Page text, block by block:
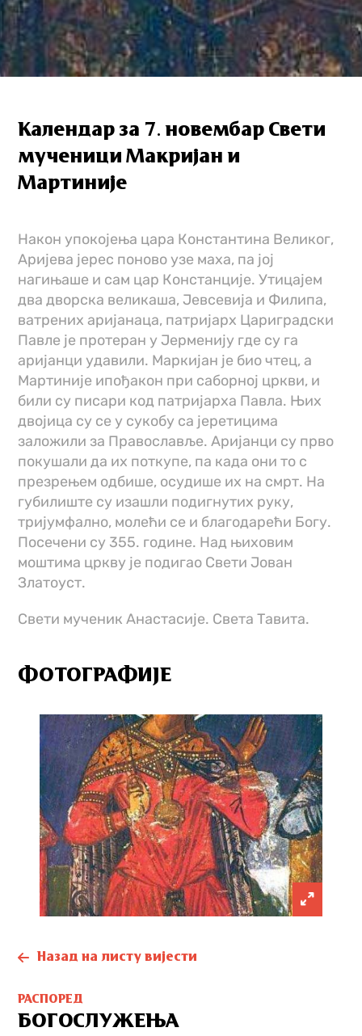
Календар за 7. новембар Свети
мученици Макријан и
Мартиније
Након упокојења цара Константина Великог,
Аријева јерес поново узе маха, па јој
нагињаше и сам цар Констанције. Утицајем
два дворска великаша, Јевсевија и Филипа,
ватрених аријанаца, патријарх Цариградски
Павле је протеран у Јерменију где су га
аријанци удавили. Маркијан је био чтец, а
Мартиније ипођакон при саборној цркви, и
били су писари код патријарха Павла. Њих
двојица су се у сукобу са јеретицима
заложили за Православље. Аријанци су прво
покушали да их поткупе, па када они то с
презрењем одбише, осудише их на смрт. На
губилиште су изашли подигнутих руку,
тријумфално, молећи се и благодарећи Богу.
Посечени су 355. године. Над њиховим
моштима цркву је подигао Свети Јован
Златоуст.
Свети мученик Анастасије. Света Тавита.
ФОТОГРАФИЈЕ
Назад на листу вијести
РАСПОРЕД
БОГОСЛУЖЕЊА